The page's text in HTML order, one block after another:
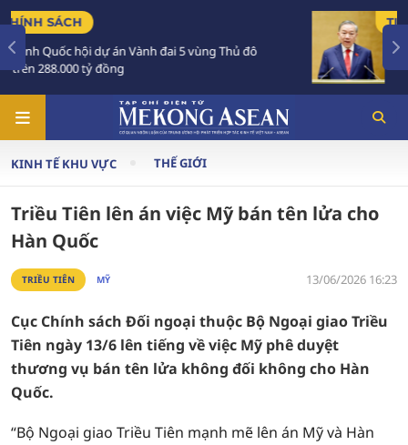
Tổng Bí thư, Chủ tịch nước Tô Lâm sắp thăm
KINH TẾ KHU VỰC THẾ GIỚI
Triều Tiên lên án việc Mỹ bán tên lửa cho
Hàn Quốc
TRIỀU TIÊN MỸ 13/06/2026 16:23
Cục Chính sách Đối ngoại thuộc Bộ Ngoại giao Triều
Tiên ngày 13/6 lên tiếng về việc Mỹ phê duyệt
thương vụ bán tên lửa không đối không cho Hàn
Quốc.
“Bộ Ngoại giao Triều Tiên mạnh mẽ lên án Mỹ và Hàn